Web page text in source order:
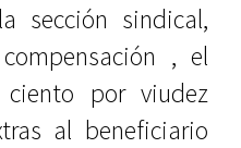
sección sindical,
, el
por viudez
al beneficiario